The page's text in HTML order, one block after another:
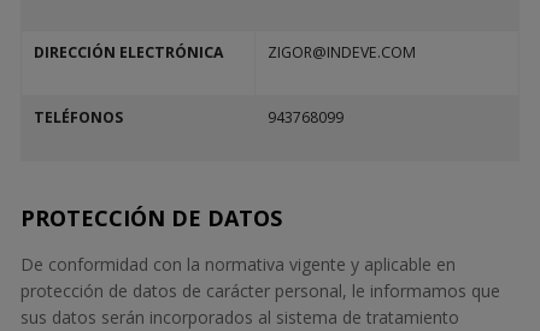
DIRECCIÓN ELECTRÓNICA ZIGOR@INDEVE.COM
TELÉFONOS 943768099
PROTECCIÓN DE DATOS
De conformidad con la normativa vigente y aplicable en
protección de datos de carácter personal, le informamos que
sus datos serán incorporados al sistema de tratamiento